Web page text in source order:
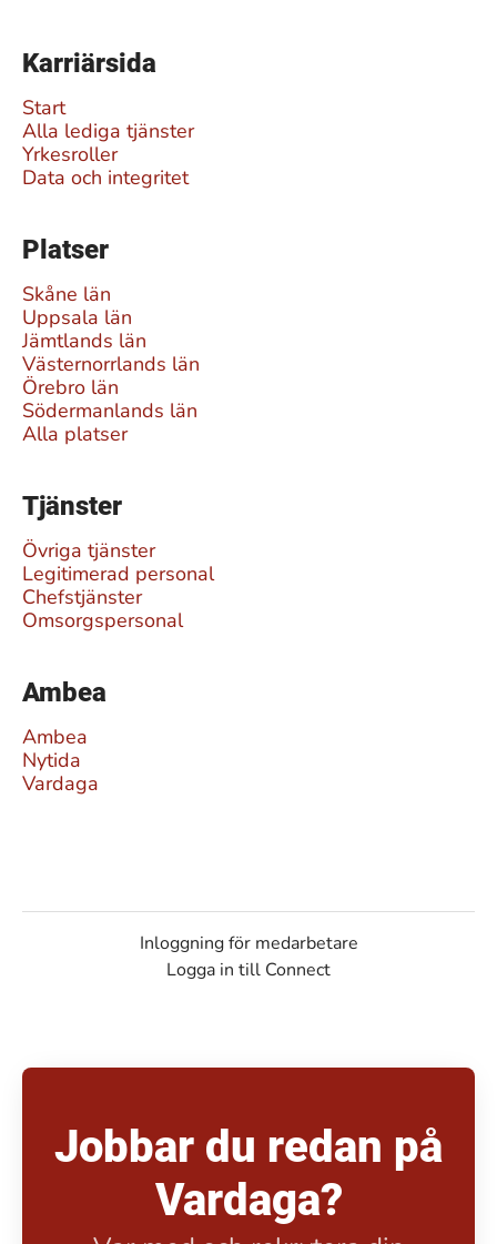
Karriärsida
Start
Alla lediga tjänster
Yrkesroller
Data och integritet
Platser
Skåne län
Uppsala län
Jämtlands län
Västernorrlands län
Örebro län
Södermanlands län
Alla platser
Tjänster
Övriga tjänster
Legitimerad personal
Chefstjänster
Omsorgspersonal
Ambea
Ambea
Nytida
Vardaga
Inloggning för medarbetare
Logga in till Connect
Jobbar du redan på
Vardaga?